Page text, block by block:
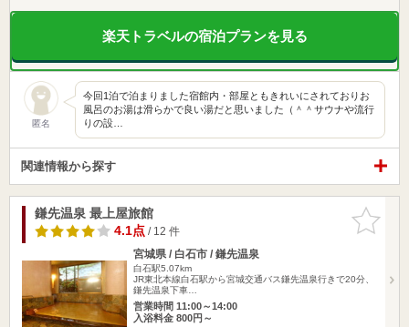
楽天トラベルの宿泊プランを見る
匿名
今回1泊で泊まりました宿館内・部屋ともきれいにされておりお
風呂のお湯は滑らかで良い湯だと思いました（＾＾サウナや流行
りの設…
関連情報から探す
お気に入
りに追加
鎌先温泉 最上屋旅館
4.1点/ 12 件
宮城県 / 白石市 / 鎌先温泉
白石駅5.07km
JR東北本線白石駅から宮城交通バス鎌先温泉行きで20分、
鎌先温泉下車…
営業時間 11:00～14:00
入浴料金 800円～